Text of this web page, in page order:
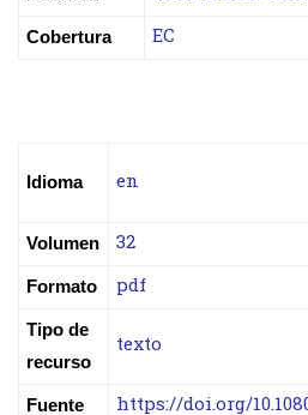
Cobertura EC
Idioma en
Volumen 32
Formato pdf
Tipo de
recurso
texto
Fuente https://doi.org/